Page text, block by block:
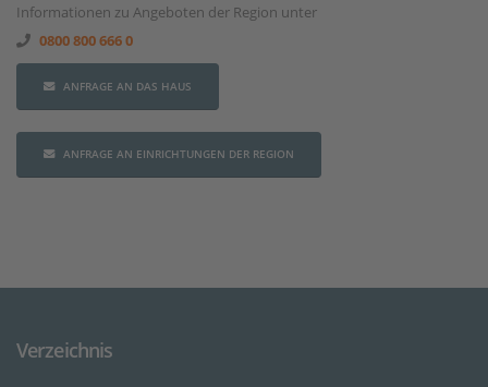
Informationen zu Angeboten der Region unter
0800 800 666 0
ANFRAGE AN DAS HAUS
ANFRAGE AN EINRICHTUNGEN DER REGION
Verzeichnis